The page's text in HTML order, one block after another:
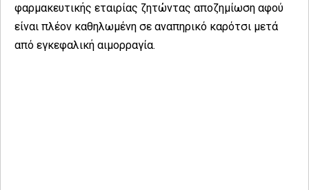
φαρμακευτικής εταιρίας ζητώντας αποζημίωση αφού
είναι πλέον καθηλωμένη σε αναπηρικό καρότσι μετά
από εγκεφαλική αιμορραγία.